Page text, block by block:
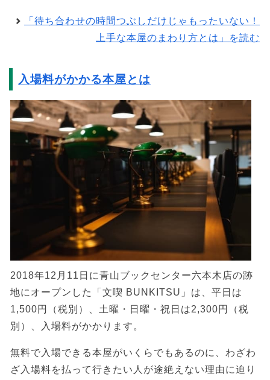
「待ち合わせの時間つぶしだけじゃもったいない！
上手な本屋のまわり方とは」を読む
入場料がかかる本屋とは
2018年12月11日に青山ブックセンター六本木店の跡
地にオープンした「文喫 BUNKITSU」は、平日は
1,500円（税別）、土曜・日曜・祝日は2,300円（税
別）、入場料がかかります。
無料で入場できる本屋がいくらでもあるのに、わざわ
ざ入場料を払って行きたい人が途絶えない理由に迫り